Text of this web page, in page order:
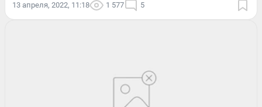
13 апреля, 2022, 11:18 1 577 5